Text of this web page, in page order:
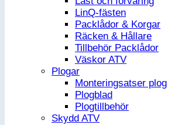
LinQ-fästen
Packlådor & Korgar
Räcken & Hållare
Tillbehör Packlådor
Väskor ATV
Plogar
Monteringsatser plog
Plogblad
Plogtillbehör
Skydd ATV